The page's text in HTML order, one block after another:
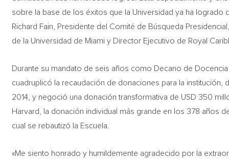
sobre la base de los éxitos que la Universidad ya ha logrado
Richard Fain, Presidente del Comité de Búsqueda
de la Universidad de Miami y Director Ejecutivo de Royal
Durante su mandato de seis años como Decano de
cuadruplicó la recaudación de donaciones para la institución,
2014, y negoció una donación transformativa de USD 350
Harvard, la donación individual más grande en los 378 años
cual se rebautizó la Escuela.
«Me siento honrado y humildemente agradecido por la